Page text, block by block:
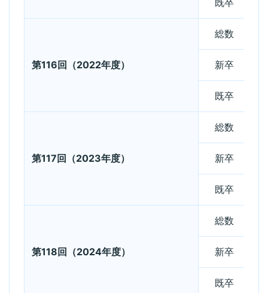
既卒
第116回（2022年度）
総数
新卒
既卒
第117回（2023年度）
総数
新卒
既卒
第118回（2024年度）
総数
新卒
既卒